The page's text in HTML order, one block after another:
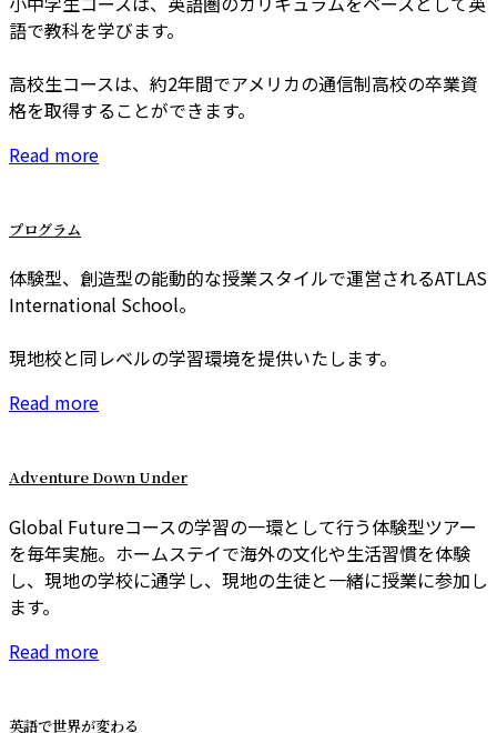
語で教科を学びます。
高校生コースは、約2年間でアメリカの通信制高校の卒業資
格を取得することができます。
Read more
プログラム
体験型、創造型の能動的な授業スタイルで運営されるATLAS
International School。
現地校と同レベルの学習環境を提供いたします。
Read more
Adventure Down Under
Global Futureコースの学習の一環として行う体験型ツアー
を毎年実施。ホームステイで海外の文化や生活習慣を体験
し、現地の学校に通学し、現地の生徒と一緒に授業に参加し
ます。
Read more
英語で世界が変わる